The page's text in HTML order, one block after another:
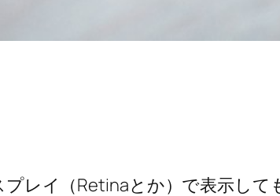
レイ（Retinaとか）で表示して